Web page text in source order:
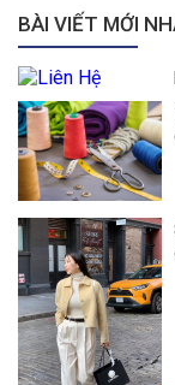
BÀI VIẾT MỚI